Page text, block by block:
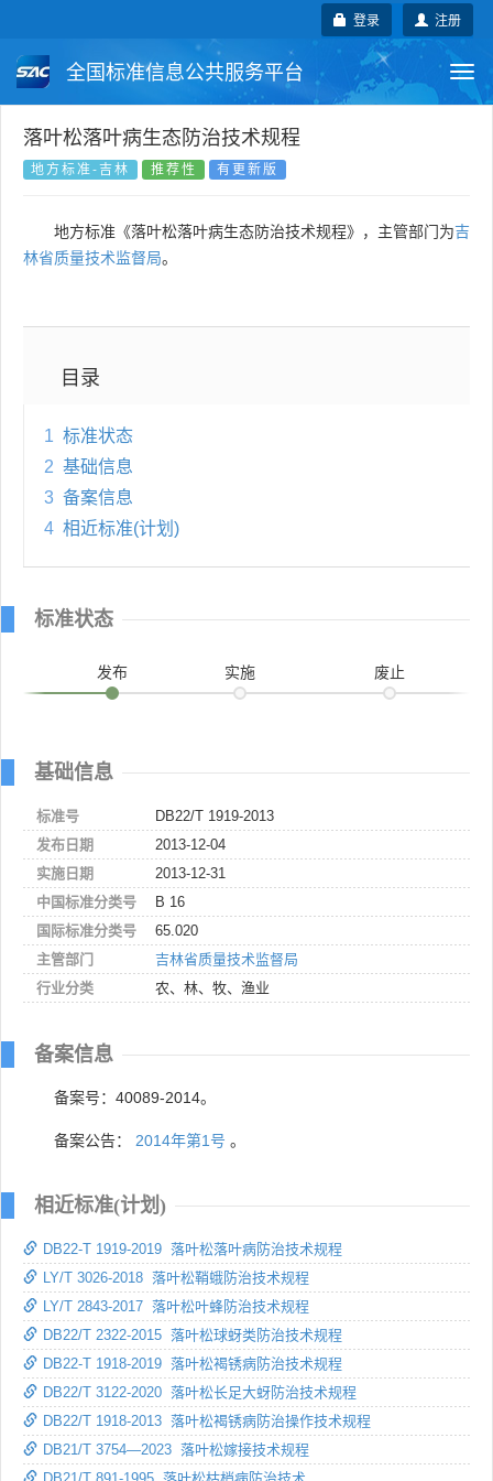
注册
登录
全国标准信息公共服务平台
国家标准 行业标准
国外标准 技术委员会
落叶松落叶病生态防治技术规程
地方标准-吉林 推荐性 有更新版
地方标准《落叶松落叶病生态防治技术规程》，主管部门为吉
林省质量技术监督局。
目录
1 标准状态
2 基础信息
3 备案信息
4 相近标准(计划)
标准状态
发布 实施 废止
基础信息
标准号
DB22/T 1919-2013
发布日期
2013-12-04
实施日期
2013-12-31
中国标准分类号
B 16
国际标准分类号
65.020
主管部门
吉林省质量技术监督局
行业分类
农、林、牧、渔业
备案信息
备案号：40089-2014。
备案公告： 2014年第1号 。
相近标准(计划)
DB22-T 1919-2019 落叶松落叶病防治技术规程
LY/T 3026-2018 落叶松鞘蛾防治技术规程
LY/T 2843-2017 落叶松叶蜂防治技术规程
DB22/T 2322-2015 落叶松球蚜类防治技术规程
DB22-T 1918-2019 落叶松褐锈病防治技术规程
DB22/T 3122-2020 落叶松长足大蚜防治技术规程
DB22/T 1918-2013 落叶松褐锈病防治操作技术规程
DB21/T 3754—2023 落叶松嫁接技术规程